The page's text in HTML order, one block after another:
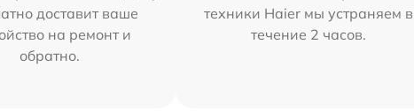
доставит ваше
на ремонт и
обратно.
техники Haier мы устраняем в
течение 2 часов.